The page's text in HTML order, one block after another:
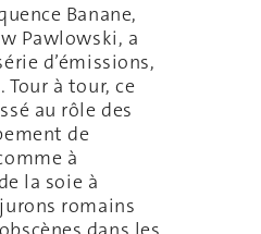
Banane,
Pawlowski, a
d’émissions,
Tour à tour, ce
au rôle des
de
à
la soie à
romains